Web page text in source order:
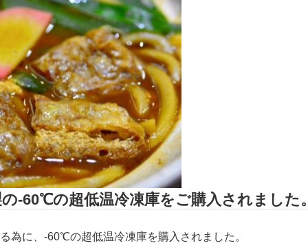
-60℃の超低温冷凍庫をご購入されました
為に、-60℃の超低温冷凍庫を購入されました。